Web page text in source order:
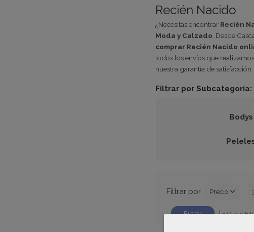
Recién Nacido
¿Necesitas encontrar Recién
Moda y Calzado. Desde
comprar Recién Nacido
todos los envíos que
nuestra garantía de satisfacción.
Filtrar por Subcategoría:
Bodys
Filtrar por Precio
|x Quitar